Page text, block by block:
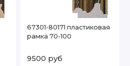
67301-80171 пластиковая
рамка 70-100
9500 руб